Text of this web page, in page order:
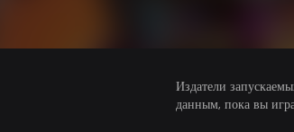
Издатели
данным, пока вы